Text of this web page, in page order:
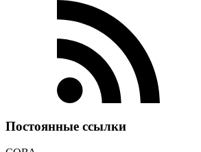
Постоянные ссылки